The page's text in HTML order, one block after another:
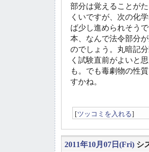
部分は覚えることが
くいですが、次の化
ば少し進められそう
本、なんで法令部分
のでしょう。丸暗記
く試験直前がよいと
も。でも毒劇物の性
すかね。
[ツッコミを入れる]
2011年10月07日(Fri) シ